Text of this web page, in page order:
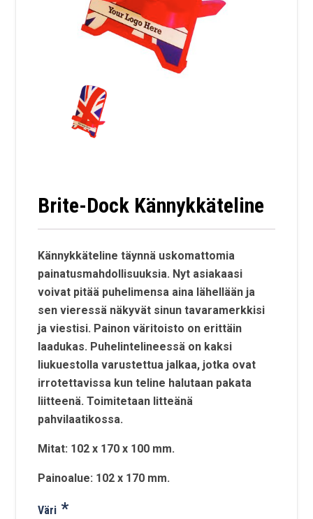
Brite-Dock Kännykkäteline
Kännykkäteline täynnä uskomattomia
painatusmahdollisuuksia. Nyt asiakaasi
voivat pitää puhelimensa aina lähellään ja
sen vieressä näkyvät sinun tavaramerkkisi
ja viestisi. Painon väritoisto on erittäin
laadukas. Puhelintelineessä on kaksi
liukuestolla varustettua jalkaa, jotka ovat
irrotettavissa kun teline halutaan pakata
liitteenä. Toimitetaan litteänä
pahvilaatikossa.
Mitat: 102 x 170 x 100 mm.
Painoalue: 102 x 170 mm.
Väri *